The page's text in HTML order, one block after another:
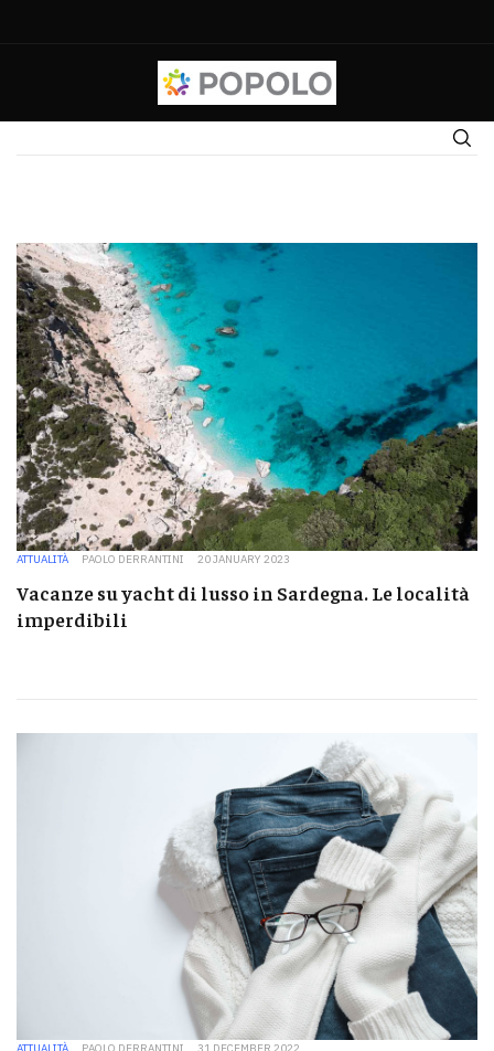
ATTUALITÀ PAOLO DERRANTINI 20 JANUARY 2023
Vacanze su yacht di lusso in Sardegna. Le località
imperdibili